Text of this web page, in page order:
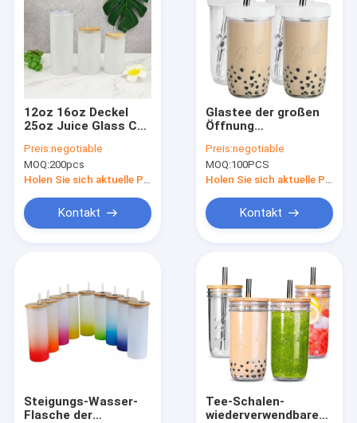
12oz 16oz Deckel
25oz Juice Glass Cup
Bambus
Preis:negotiable
MOQ:200pcs
Kontakt
Glastee der großen
Öffnung
Smoothie-Schalen
mit Stroh 16oz 24oz
Preis:negotiable
MOQ:100PCS
Kontakt
Steigungs-Wasser-
Flasche der
Tee-Schalen-
wiederverwendbare